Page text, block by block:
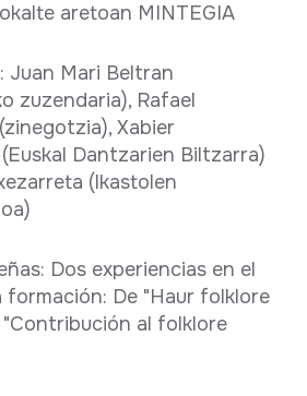
aretoan MINTEGIA
Juan Mari Beltran
zuzendaria), Rafael
Xabier
Dantzarien Biltzarra)
(Ikastolen
Dos experiencias en el
formación: De "Haur folklore
"Contribución al folklore